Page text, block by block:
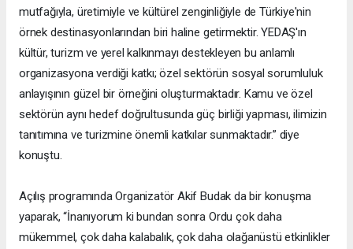
mutfağıyla, üretimiyle ve kültürel zenginliğiyle de Türkiye'nin
örnek destinasyonlarından biri haline getirmektir. YEDAŞ'ın
kültür, turizm ve yerel kalkınmayı destekleyen bu anlamlı
organizasyona verdiği katkı; özel sektörün sosyal sorumluluk
anlayışının güzel bir örneğini oluşturmaktadır. Kamu ve özel
sektörün aynı hedef doğrultusunda güç birliği yapması, ilimizin
tanıtımına ve turizmine önemli katkılar sunmaktadır.” diye
konuştu.
Açılış programında Organizatör Akif Budak da bir konuşma
yaparak, “İnanıyorum ki bundan sonra Ordu çok daha
mükemmel, çok daha kalabalık, çok daha olağanüstü etkinlikler